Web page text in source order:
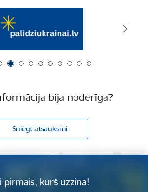
bija noderīga?
Sniegt atsauksmi
pirmais, kurš uzzina!